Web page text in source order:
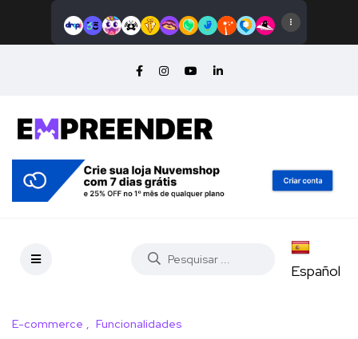
Español
E-commerce Funcionalidades